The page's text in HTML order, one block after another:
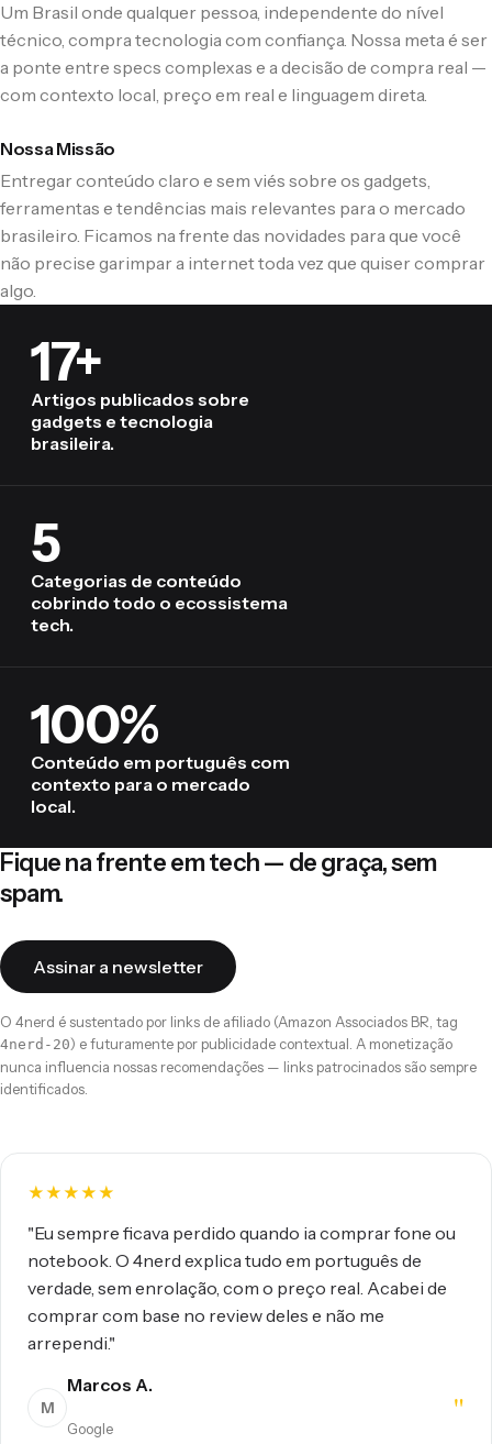
Um Brasil onde qualquer pessoa, independente do nível
técnico, compra tecnologia com confiança. Nossa meta é ser
a ponte entre specs complexas e a decisão de compra real —
com contexto local, preço em real e linguagem direta.
Nossa Missão
Entregar conteúdo claro e sem viés sobre os gadgets,
ferramentas e tendências mais relevantes para o mercado
brasileiro. Ficamos na frente das novidades para que você
não precise garimpar a internet toda vez que quiser comprar
algo.
17+
Artigos publicados sobre
gadgets e tecnologia
brasileira.
5
Categorias de conteúdo
cobrindo todo o ecossistema
tech.
100%
Conteúdo em português com
contexto para o mercado
local.
Fique na frente em tech — de graça, sem
spam.
Assinar a newsletter
O 4nerd é sustentado por links de afiliado (Amazon Associados BR, tag
4nerd-20) e futuramente por publicidade contextual. A monetização
nunca influencia nossas recomendações — links patrocinados são sempre
identificados.
★★★★★
"Eu sempre ficava perdido quando ia comprar fone ou
notebook. O 4nerd explica tudo em português de
verdade, sem enrolação, com o preço real. Acabei de
comprar com base no review deles e não me
arrependi."
M
Marcos A.
Google
"